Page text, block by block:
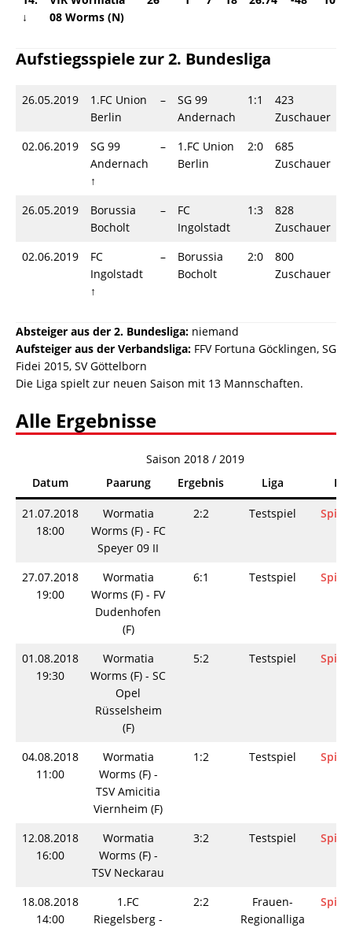
↓
08 Worms (N)
Aufstiegsspiele zur 2. Bundesliga
26.05.2019
1.FC Union
Berlin
–
SG 99
Andernach
1:1
423
Zuschauer
02.06.2019
SG 99
Andernach
↑
–
1.FC Union
Berlin
2:0
685
Zuschauer
26.05.2019
Borussia
Bocholt
–
FC
Ingolstadt
1:3
828
Zuschauer
02.06.2019
FC
Ingolstadt
↑
–
Borussia
Bocholt
2:0
800
Zuschauer
Absteiger aus der 2. Bundesliga: niemand
Aufsteiger aus der Verbandsliga: FFV Fortuna Göcklingen, SG
Fidei 2015, SV Göttelborn
Die Liga spielt zur neuen Saison mit 13 Mannschaften.
Alle Ergebnisse
Saison 2018 / 2019
Datum
Paarung Ergebnis Liga
21.07.2018
18:00
Wormatia
Worms (F) - FC
Speyer 09 II
2:2 Testspiel
27.07.2018
19:00
Wormatia
Worms (F) - FV
Dudenhofen
(F)
6:1 Testspiel
01.08.2018
19:30
Wormatia
Worms (F) - SC
Opel
Rüsselsheim
(F)
5:2 Testspiel
04.08.2018
11:00
Wormatia
Worms (F) -
TSV Amicitia
Viernheim (F)
1:2 Testspiel
12.08.2018
16:00
Wormatia
Worms (F) -
TSV Neckarau
3:2 Testspiel
18.08.2018
14:00
1.FC
Riegelsberg -
2:2
Frauen-
Regionalliga